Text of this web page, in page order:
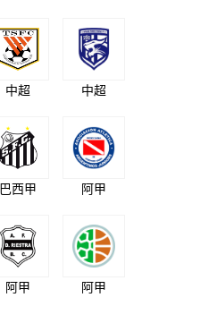
中超 中超
巴西甲 阿甲
阿甲 阿甲